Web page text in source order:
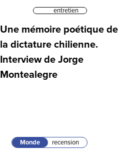
entretien
Une mémoire poétique de
la dictature chilienne.
Interview de Jorge
Montealegre
Monde recension